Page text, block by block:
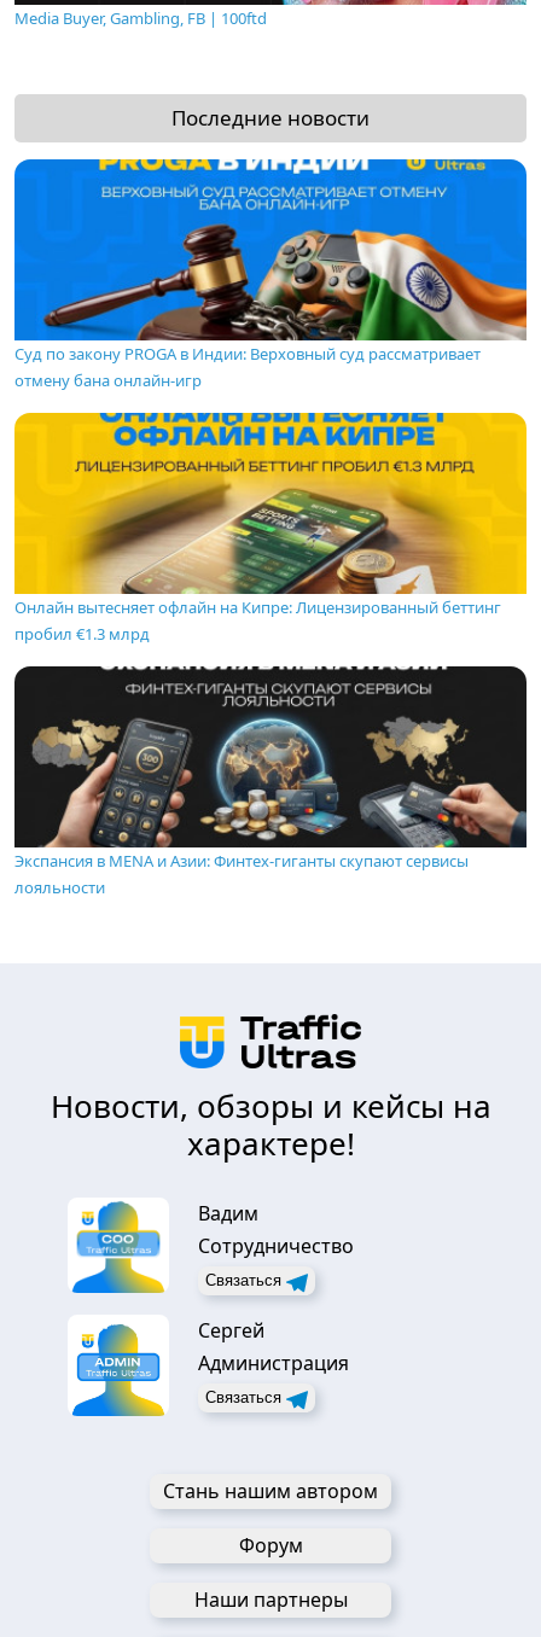
Media Buyer, Gambling, FB | 100ftd
Последние новости
Суд по закону PROGA в Индии: Верховный суд рассматривает
отмену бана онлайн-игр
Онлайн вытесняет офлайн на Кипре: Лицензированный беттинг
пробил €1.3 млрд
Экспансия в MENA и Азии: Финтех-гиганты скупают сервисы
лояльности
Новости, обзоры и кейсы на
характере!
Вадим
Сотрудничество
Связаться
Сергей
Администрация
Связаться
Стань нашим автором
Форум
Наши партнеры